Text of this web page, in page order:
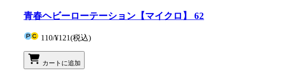
青春ヘビーローテーション【マイクロ】 62
110/¥121(税込)
カートに追加